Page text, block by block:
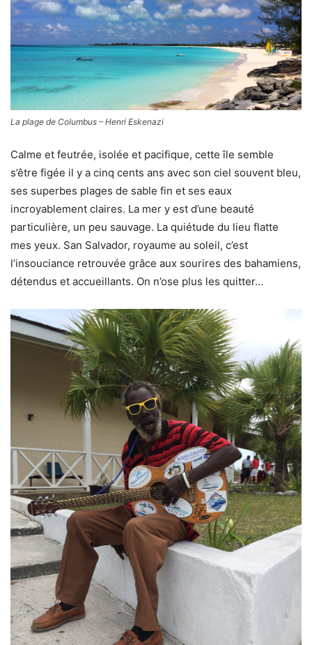
La plage de Columbus – Henri Eskenazi
Calme et feutrée, isolée et pacifique, cette île semble
s’être figée il y a cinq cents ans avec son ciel souvent bleu,
ses superbes plages de sable fin et ses eaux
incroyablement claires. La mer y est d’une beauté
particulière, un peu sauvage. La quiétude du lieu flatte
mes yeux. San Salvador, royaume au soleil, c’est
l’insouciance retrouvée grâce aux sourires des bahamiens,
détendus et accueillants. On n’ose plus les quitter…